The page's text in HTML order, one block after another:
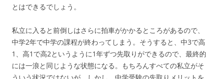
とはできるでしょう。
私立に入ると前倒しはさらに拍車がかかるところがあるので、
中学2年で中学の課程が終わってしまう。そうすると、中3で高
1、高1で高2というように1年ずつ先取りができるので、最終的
には一浪と同じような状態になる。もちろんすべての私立がそ
ういう状況ではないが、しかし、中学受験の先取りメリットを